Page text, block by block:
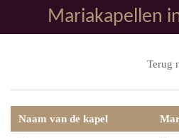
direct
Mariakapellen
Terug
Naam van de kapel